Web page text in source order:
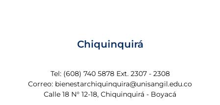
Chiquinquirá
Tel: (608) 740 5878 Ext. 2307 - 2308
Correo: bienestarchiquinquira@unisangil.edu.co
Calle 18 N° 12-18, Chiquinquirá - Boyacá